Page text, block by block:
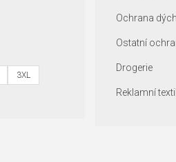
3XL
Ochrana
Ostatní
Drogerie
Reklamní textil